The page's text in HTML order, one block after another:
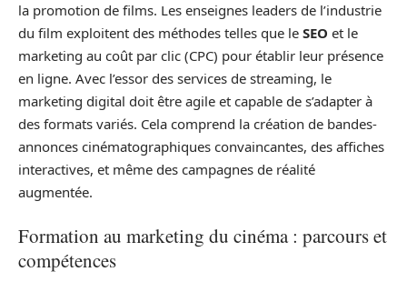
la promotion de films. Les enseignes leaders de l’industrie
du film exploitent des méthodes telles que le SEO et le
marketing au coût par clic (CPC) pour établir leur présence
en ligne. Avec l’essor des services de streaming, le
marketing digital doit être agile et capable de s’adapter à
des formats variés. Cela comprend la création de bandes-
annonces cinématographiques convaincantes, des affiches
interactives, et même des campagnes de réalité
augmentée.
Formation au marketing du cinéma : parcours et
compétences